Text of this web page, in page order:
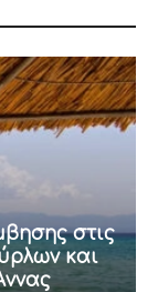
στις
και